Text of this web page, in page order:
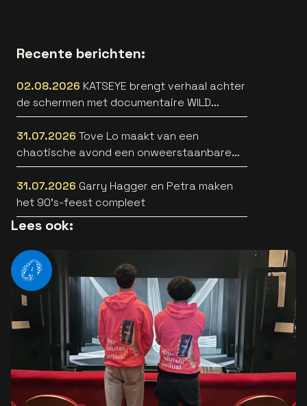
Recente berichten:
02.08.2026 KATSEYE brengt verhaal achter
de schermen met documentaire WILD
HEARTS [trailer]
31.07.2026 Tove Lo maakt van een
chaotische avond een onweerstaanbare
popsong
31.07.2026 Garry Hagger en Petra maken
het 90’s-feest compleet
Lees ook: